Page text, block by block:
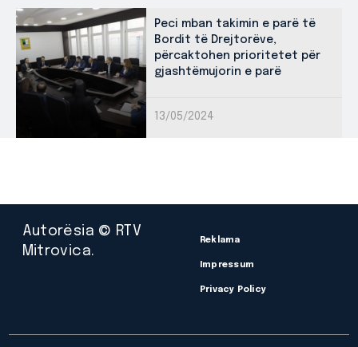
Peci mban takimin e parë të
Bordit të Drejtorëve,
përcaktohen prioritetet për
gjashtëmujorin e parë
13/05/2024
Autorësia © RTV
Mitrovica.
Reklama
Impressum
Privacy Policy